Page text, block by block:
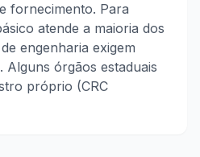
fornecimento. Para
atende a maioria dos
engenharia exigem
Alguns órgãos estaduais
próprio (CRC